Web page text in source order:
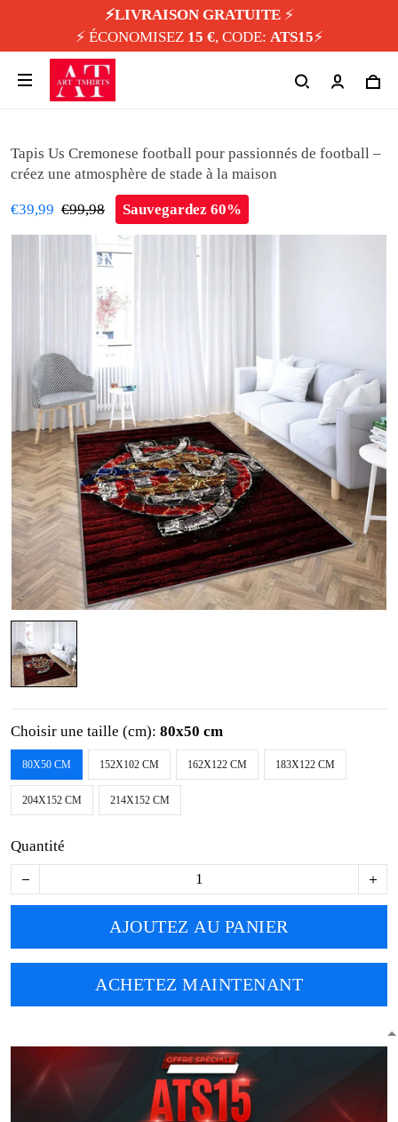
⚡️LIVRAISON GRATUITE⚡️
⚡️ ÉCONOMISEZ 15 €, CODE: ATS15⚡️
Tapis Us Cremonese football pour passionnés de football –
créez une atmosphère de stade à la maison
€39,99 €99,98 Sauvegardez 60%
Choisir une taille (cm): 80x50 cm
80X50 CM 152X102 CM 162X122 CM 183X122 CM
204X152 CM 214X152 CM
Quantité
AJOUTEZ AU PANIER
ACHETEZ MAINTENANT